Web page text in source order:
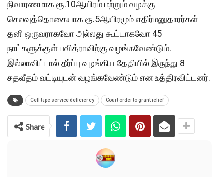
நிவாரணமாக ரூ.10ஆயிரம் மற்றும் வழக்கு
செலவுத்தொகையாக ரூ.5ஆயிரமும் எதிர்மனுதாரர்கள்
தனி ஒருவராகவோ அல்லது கூட்டாகவோ 45
நாட்களுக்குள் பவித்ராவிற்கு வழங்கவேண்டும்.
இல்லாவிட்டால் தீர்ப்பு வழங்கிய தேதியில் இருந்து 8
சதவீதம் வட்டியுடன் வழங்கவேண்டும் என உத்திரவிட்டனர்.
Cell tape service deficiency Court order to grant relief
Share